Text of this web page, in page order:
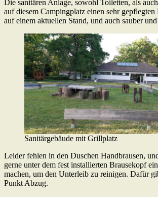
Die sanitären Anlage, sowohl Toiletten, als
auf diesem Campingplatz einen sehr
auf einem aktuellen Stand, und auch sauber
Sanitärgebäude mit Grillplatz
Leider fehlen in den Duschen Handbrausen,
gerne unter dem fest installierten Brausekopf
machen, um den Unterleib zu reinigen. Dafür
Punkt Abzug.